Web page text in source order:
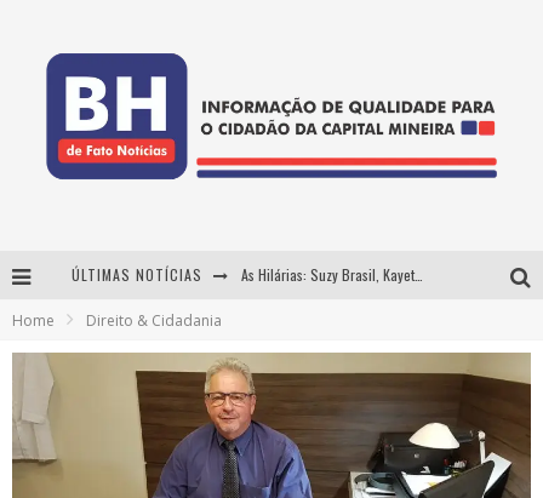
ÚLTIMAS NOTÍCIAS As Hilárias: Suzy Brasil, Kayete e Karoline Absinto retornam a Belo Horizonte para apresentação única no Teatro Sesiminas
Usecorp consolida a 'economia do uso' no B2B brasileiro, vira S.A. e impulsiona expansão com novo fundo estruturado
Hot Wheels Monster Trucks Live™ confirma Belo Horizonte na turnê América do Sul 2027
Home Direito & Cidadania